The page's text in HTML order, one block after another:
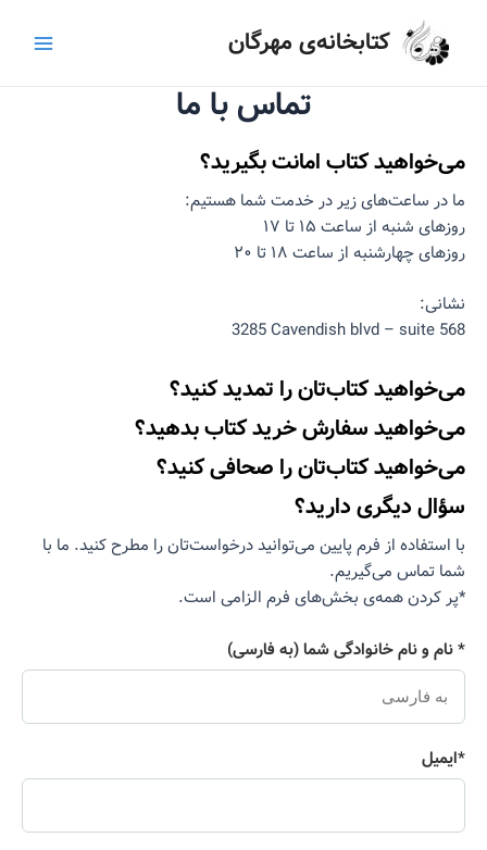
کتابخانه‌ی مهرگان
Menu
تماس با ما
می‌خواهید کتاب امانت بگیرید؟
ما در ساعت‌های زیر در خدمت شما هستیم:
روزهای شنبه از ساعت ۱۵ تا ۱۷
روزهای چهارشنبه از ساعت ۱۸ تا ۲۰
نشانی:
3285 Cavendish blvd – suite 568
می‌خواهید کتاب‌تان را تمدید کنید؟
می‌خواهید سفارش خرید کتاب بدهید؟
می‌خواهید کتاب‌تان را صحافی کنید؟
سؤال دیگری دارید؟
با استفاده از فرم پایین می‌توانید درخواست‌تان را مطرح کنید. ما با
شما تماس می‌گیریم.
*پر کردن همه‌ی بخش‌های فرم الزامی است.
* نام و نام خانوادگی شما (به فارسی)
*ایمیل